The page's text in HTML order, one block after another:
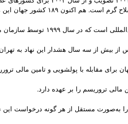
این معاهده را امضا کرده‌اند.
مالی تروریسم را بر عهده دارد.
به‌صورت مستقل از هر گونه درخواست این